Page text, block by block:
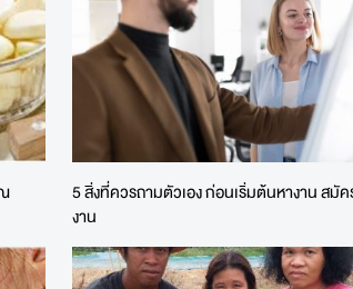
5 สิ่งที่ควรถามตัวเอง ก่อนเริ่มต้นหางาน สมั
งาน